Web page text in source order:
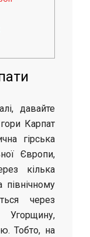
давайте
Карпат
гірська
Європи,
кілька
північному
через
Угорщину,
Тобто, на